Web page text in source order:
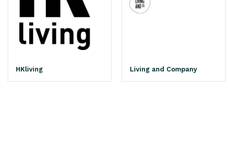
HKliving Living and Company